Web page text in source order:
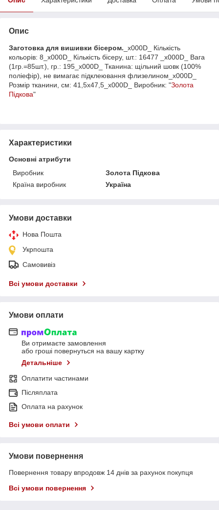
Опис
Заготовка для вишивки бісером. _x000D_ Кількість
кольорів: 8_x000D_ Кількість бісеру, шт.: 16477 _x000D_ Вага
(1гр.=85шт.), гр.: 195_x000D_ Тканина: щільний шовк (100%
поліефір), не вимагає підклеювання флизелином_x000D_
Розмір тканини, см: 41,5х47,5_x000D_ Виробник: "Золота
Підкова"
Характеристики
Основні атрибути
Виробник
Золота Підкова
Країна виробник
Україна
Умови доставки
Нова Пошта
Укрпошта
Самовивіз
Всі умови доставки
Умови оплати
Ви отримаєте замовлення
або гроші повернуться на вашу картку
Детальніше
Оплатити частинами
Післяплата
Оплата на рахунок
Всі умови оплати
Умови повернення
Повернення товару впродовж 14 днів за рахунок покупця
Всі умови повернення